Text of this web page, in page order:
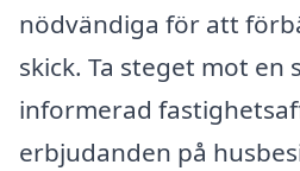
nödvändiga för att
skick. Ta steget mot en
informerad
erbjudanden på